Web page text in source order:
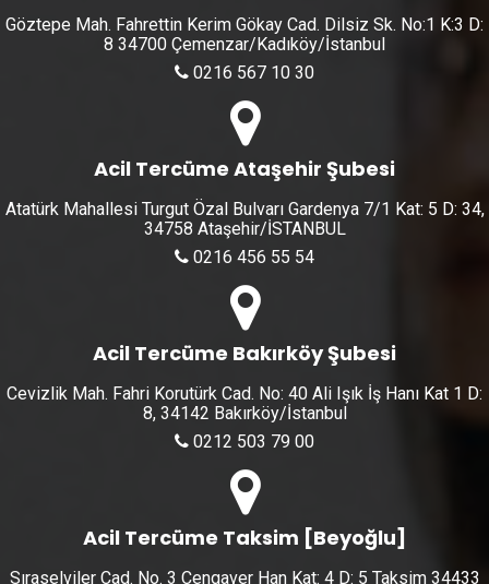
Göztepe Mah. Fahrettin Kerim Gökay Cad. Dilsiz Sk. No:1 K:3 D:
8 34700 Çemenzar/Kadıköy/İstanbul
0216 567 10 30
Acil Tercüme Ataşehir Şubesi
Atatürk Mahallesi Turgut Özal Bulvarı Gardenya 7/1 Kat: 5 D: 34,
34758 Ataşehir/İSTANBUL
0216 456 55 54
Acil Tercüme Bakırköy Şubesi
Cevizlik Mah. Fahri Korutürk Cad. No: 40 Ali Işık İş Hanı Kat 1 D:
8, 34142 Bakırköy/İstanbul
0212 503 79 00
Acil Tercüme Taksim [Beyoğlu]
Sıraselviler Cad. No. 3 Cengaver Han Kat: 4 D: 5 Taksim 34433